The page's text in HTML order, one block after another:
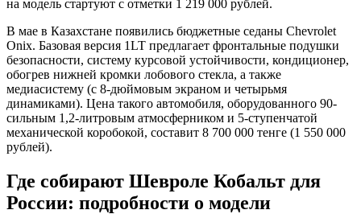
на модель стартуют с отметки 1 219 000 рублей.
В мае в Казахстане появились бюджетные седаны Chevrolet
Onix. Базовая версия 1LT предлагает фронтальные подушки
безопасности, систему курсовой устойчивости, кондиционер,
обогрев нижней кромки лобового стекла, а также
медиасистему (с 8-дюймовым экраном и четырьмя
динамиками). Цена такого автомобиля, оборудованного 90-
сильным 1,2-литровым атмосферником и 5-ступенчатой
механической коробокой, составит 8 700 000 тенге (1 550 000
рублей).
Где собирают Шевроле Кобальт для
России: подробности о модели